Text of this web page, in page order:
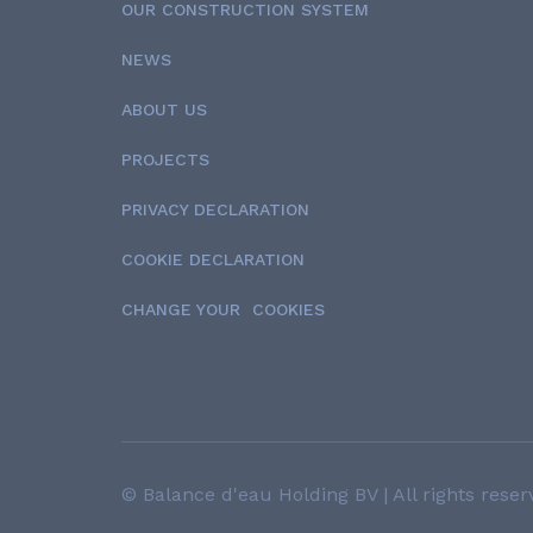
OUR CONSTRUCTION SYSTEM
NEWS
ABOUT US
PROJECTS
PRIVACY DECLARATION
COOKIE DECLARATION
CHANGE YOUR COOKIES
© Balance d'eau Holding BV | All rights